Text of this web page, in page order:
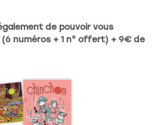
de pouvoir vous
numéros + 1 n° offert) + 9€ de